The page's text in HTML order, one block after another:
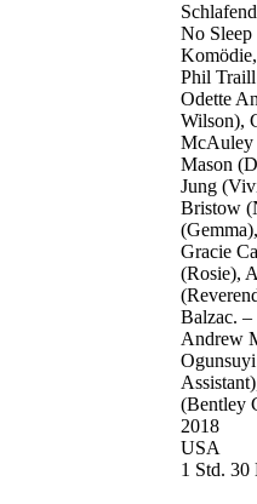
No Sleep
Phil Traill
Odette
Wilson),
McAuley
Mason
Jung
Bristow
Gracie
(Rosie),
Balzac. –
Andrew
(Bentley
2018
USA
1 Std. 30